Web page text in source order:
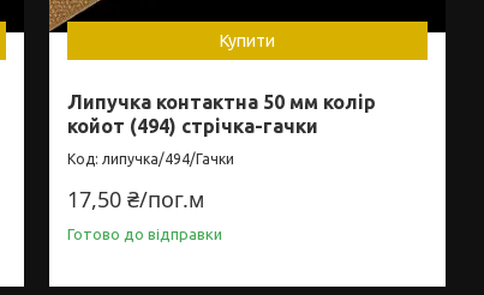
Купити
Липучка контактна 50 мм колір
койот (494) стрічка-гачки
липучка/494/Гачки
17,50 ₴/пог.м
Готово до відправки